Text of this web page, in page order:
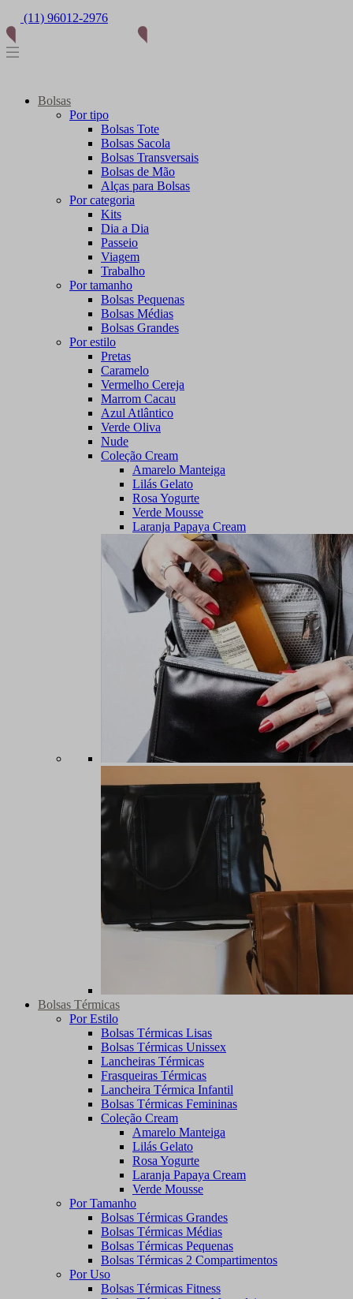
(11) 96012-2976
Bolsas
Por tipo
Bolsas Tote
Bolsas Sacola
Bolsas Transversais
Bolsas de Mão
Alças para Bolsas
Por categoria
Kits
Dia a Dia
Passeio
Viagem
Trabalho
Por tamanho
Bolsas Pequenas
Bolsas Médias
Bolsas Grandes
Por estilo
Pretas
Caramelo
Vermelho Cereja
Marrom Cacau
Azul Atlântico
Verde Oliva
Nude
Coleção Cream
Amarelo Manteiga
Lilás Gelato
Rosa Yogurte
Verde Mousse
Laranja Papaya Cream
Bolsas Térmicas
Por Estilo
Bolsas Térmicas Lisas
Bolsas Térmicas Unissex
Lancheiras Térmicas
Frasqueiras Térmicas
Lancheira Térmica Infantil
Bolsas Térmicas Femininas
Coleção Cream
Amarelo Manteiga
Lilás Gelato
Rosa Yogurte
Laranja Papaya Cream
Verde Mousse
Por Tamanho
Bolsas Térmicas Grandes
Bolsas Térmicas Médias
Bolsas Térmicas Pequenas
Bolsas Térmicas 2 Compartimentos
Por Uso
Bolsas Térmicas Fitness